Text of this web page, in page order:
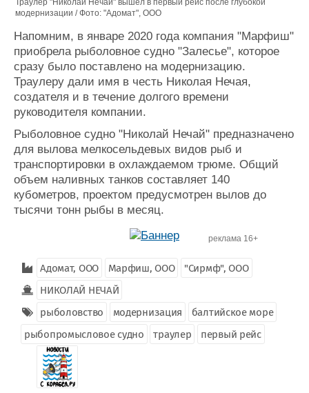
Конференции
Выставки и семинары
Личности
Словарь
Галерея флота
Форум
Отзывы
Все службы
Траулер "Николай Нечай" вышел в первый рейс после глубокой
модернизации / Фото: "Адомат", ООО
Напомним, в январе 2020 года компания "Марфиш"
приобрела рыболовное судно "Залесье", которое
сразу было поставлено на модернизацию.
Траулеру дали имя в честь Николая Нечая,
создателя и в течение долгого времени
руководителя компании.
Рыболовное судно "Николай Нечай" предназначено
для вылова мелкосельдевых видов рыб и
транспортировки в охлаждаемом трюме. Общий
объем наливных танков составляет 140
кубометров, проектом предусмотрен вылов до
тысячи тонн рыбы в месяц.
реклама 16+
Адомат, ООО Марфиш, ООО
"Сирмф", ООО
НИКОЛАЙ НЕЧАЙ
рыболовство
модернизация
балтийское море
рыбопромысловое судно
траулер первый рейс